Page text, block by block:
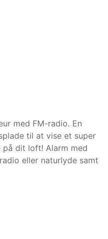
med FM-radio. En
til at vise et super
dit loft! Alarm med
eller naturlyde samt